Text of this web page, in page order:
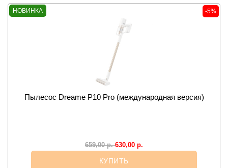
-5%
НОВИНКА
Пылесос Dreame P10 Pro (международная версия)
659,00р. 630,00 р.
КУПИТЬ